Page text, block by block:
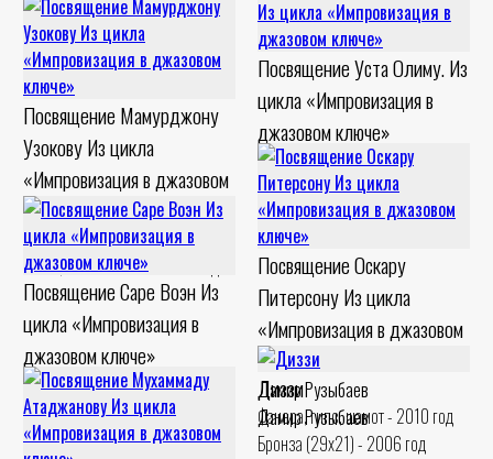
Посвящение Уста Олиму. Из
цикла «Импровизация в
джазовом ключе»
Дамир Рузыбаев
ДВП, гуашь. Шамот - 2017 год
Посвящение Мамурджону
Узокову Из цикла
«Импровизация в джазовом
ключе»
Дамир Рузыбаев
Холст, масло. Шамот - 2017 год
Посвящение Оскару
Питерсону Из цикла
«Импровизация в джазовом
ключе»
Дамир Рузыбаев
Фанера, гипс, шамот - 2010 год
Посвящение Саре Воэн Из
цикла «Импровизация в
джазовом ключе»
Дамир Рузыбаев
Холст, масло. Шамот - 2015 год
Диззи
Дамир Рузыбаев
Бронза (29x21) - 2006 год